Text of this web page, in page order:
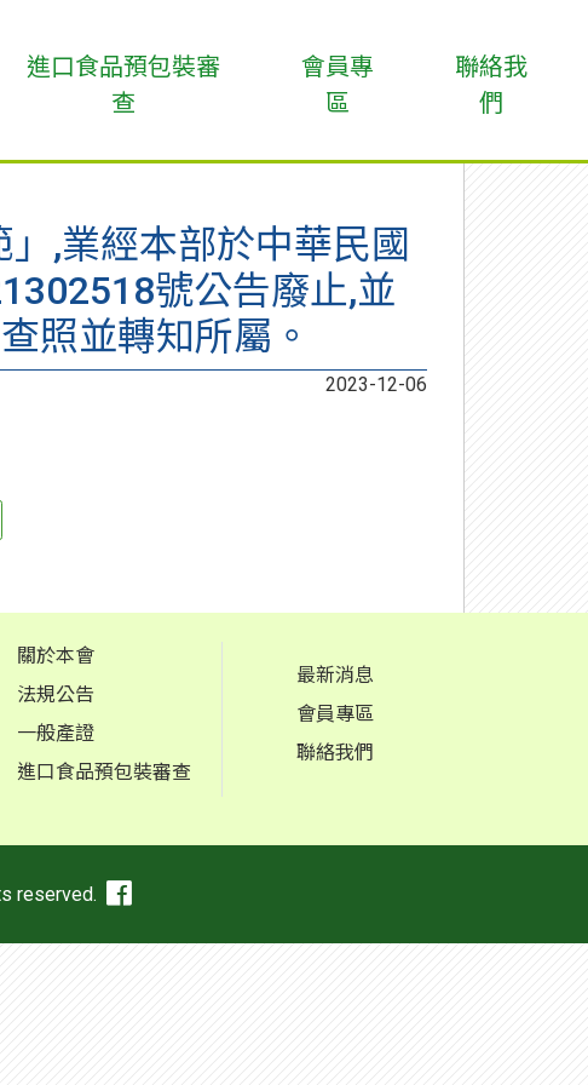
進口食品預包裝審
查
會員專
區
聯絡我
們
」,業經本部於中華民國
號公告廢止,並
照並轉知所屬。
2023-12-06
關於本會
法規公告
一般產證
進口食品預包裝審查
最新消息
會員專區
聯絡我們
reserved.